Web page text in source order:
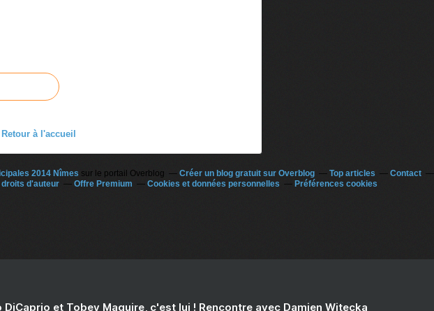
Retour à l'accueil
2014 Nîmes sur le portail Overblog Créer un blog gratuit sur Overblog Top articles Contact
droits d'auteur
Offre Premium Cookies et données personnelles Préférences cookies
DiCaprio et Tobey Maguire, c'est lui ! Rencontre avec Damien Witecka